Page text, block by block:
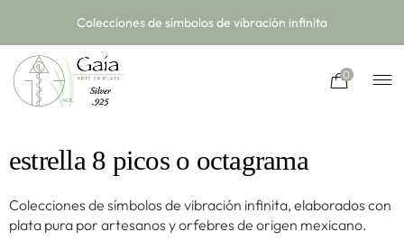
Colecciones de símbolos de vibración infinita
0
estrella 8 picos o octagrama
Colecciones de símbolos de vibración infinita, elaborados con
plata pura por artesanos y orfebres de origen mexicano.